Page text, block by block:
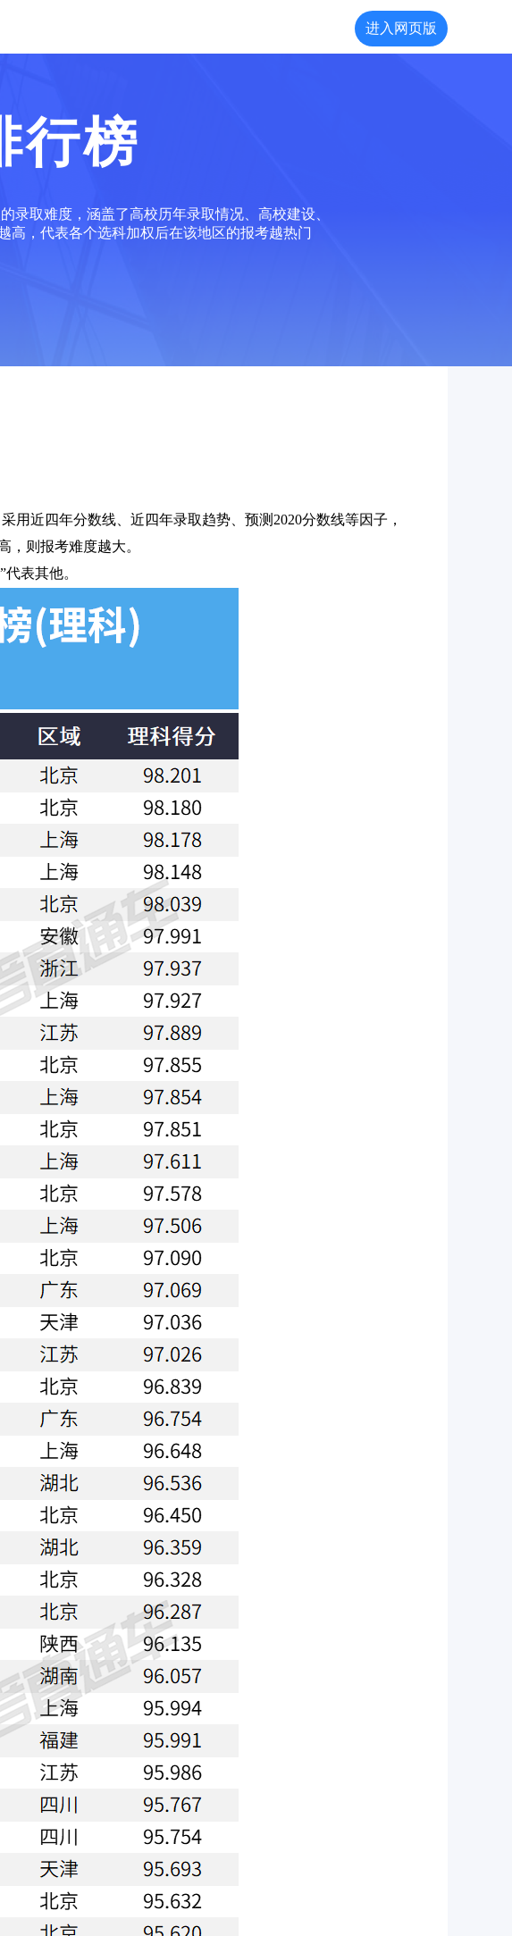
进入网页版
行榜
录取难度，涵盖了高校历年录取情况、高校建设、
高，代表各个选科加权后在该地区的报考越热门
用近四年分数线、近四年录取趋势、预测2020分数线等因子，
，则报考难度越大。
表其他。